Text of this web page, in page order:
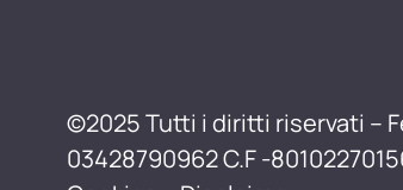
©2025 Tutti i diritti riservati –
03428790962 C.F -